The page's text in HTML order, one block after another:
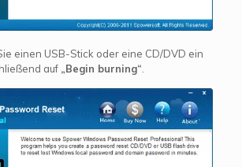
einen USB-Stick oder eine CD/DVD ein
auf „Begin burning“.